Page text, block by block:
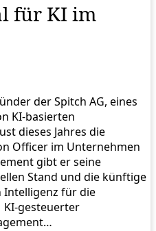
für KI im
der Spitch AG, eines
KI-basierten
dieses Jahres die
Officer im Unternehmen
gibt er seine
Stand und die künftige
Intelligenz für die
gesteuerter